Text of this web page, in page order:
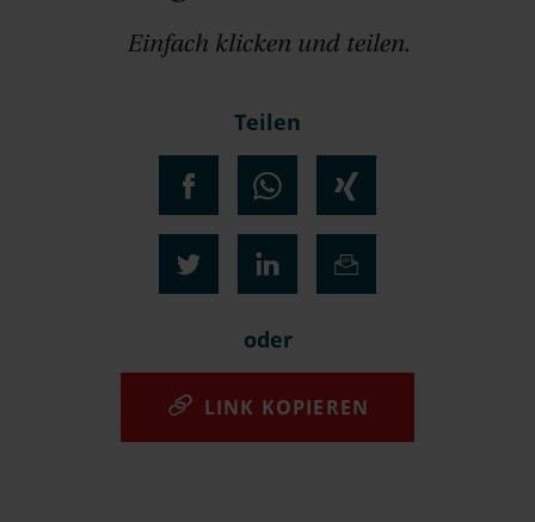
Einfach klicken und teilen.
Teilen
oder
LINK KOPIEREN